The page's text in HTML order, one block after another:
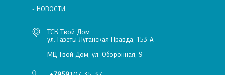
- НОВОСТИ
ТСК Твой Дом
ул. Газеты Луганская Правда, 153-А
МЦ Твой Дом, ул. Оборонная, 9